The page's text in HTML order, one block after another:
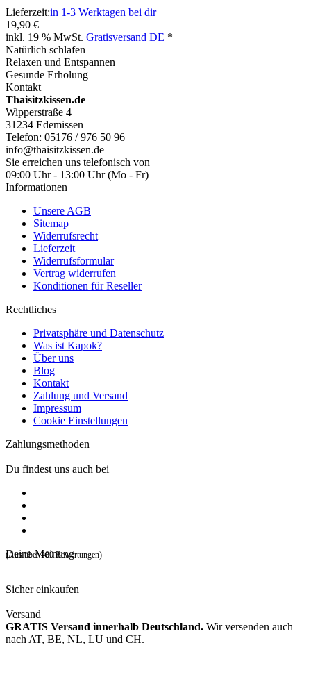
Lieferzeit:in 1-3 Werktagen bei dir
19,90 €
inkl. 19 % MwSt. Gratisversand DE *
Natürlich schlafen
Relaxen und Entspannen
Gesunde Erholung
Kontakt
Thaisitzkissen.de
Wipperstraße 4
31234 Edemissen
Telefon: 05176 / 976 50 96
info@thaisitzkissen.de
Sie erreichen uns telefonisch von
09:00 Uhr - 13:00 Uhr (Mo - Fr)
Informationen
Unsere AGB
Sitemap
Widerrufsrecht
Lieferzeit
Widerrufsformular
Vertrag widerrufen
Konditionen für Reseller
Rechtliches
Privatsphäre und Datenschutz
Was ist Kapok?
Über uns
Blog
Kontakt
Zahlung und Versand
Impressum
Cookie Einstellungen
Zahlungsmethoden
Du findest uns auch bei
Deine Meinung
(Aus über 400 Bewertungen)
Sicher einkaufen
Versand
GRATIS Versand innerhalb Deutschland. Wir versenden auch
nach AT, BE, NL, LU und CH.